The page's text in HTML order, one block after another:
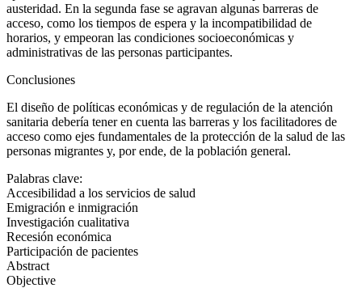
austeridad. En la segunda fase se agravan algunas barreras de
acceso, como los tiempos de espera y la incompatibilidad de
horarios, y empeoran las condiciones socioeconómicas y
administrativas de las personas participantes.
Conclusiones
El diseño de políticas económicas y de regulación de la atención
sanitaria debería tener en cuenta las barreras y los facilitadores de
acceso como ejes fundamentales de la protección de la salud de las
personas migrantes y, por ende, de la población general.
Palabras clave:
Accesibilidad a los servicios de salud
Emigración e inmigración
Investigación cualitativa
Recesión económica
Participación de pacientes
Abstract
Objective